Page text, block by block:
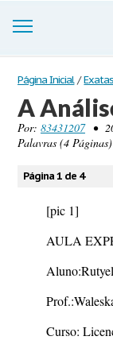
Trabalhos
Cadastre-se
Entre
Blog
Contate-nos
Página Inicial / Exatas
A
Por: 83431207•
Palavras (4
Página 1 de 4
[pic 1]
AULA
Curso: